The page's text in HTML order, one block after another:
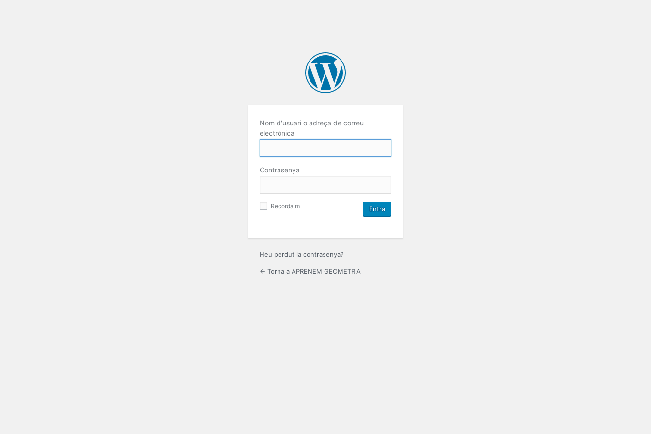
Nom d'usuari o adreça de correu
electrònica
Contrasenya
Recorda'm
Heu perdut la contrasenya?
← Torna a APRENEM GEOMETRIA